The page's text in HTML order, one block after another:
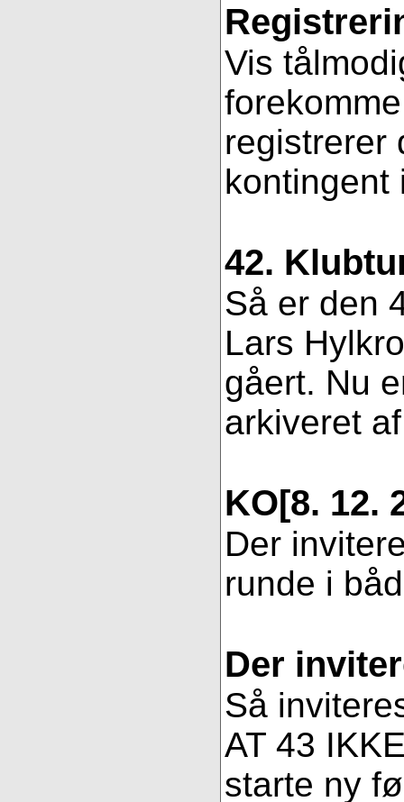
Vis
registrerer
42.
Så er den
Lars
gåert. Nu
arkiveret
KO[8. 12.
Der
runde i
Der
Så
AT 43
starte ny